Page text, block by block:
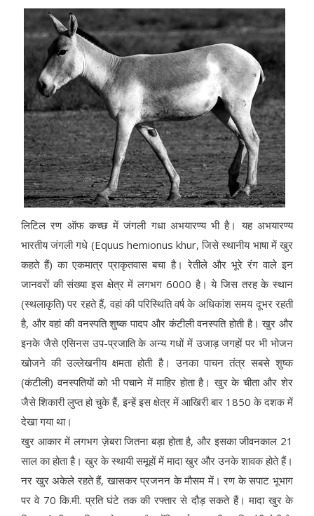
लिटिल रण ऑफ कच्छ में जंगली गधा अभयारण्य भी है। यह अभयारण्य
भारतीय जंगली गधे (Equus hemionus khur, जिसे स्थानीय भाषा में खुर
कहते हैं) का एकमात्र प्राकृतवास बचा है। रेतीले और भूरे रंग वाले इन
जानवरों की संख्या इस क्षेत्र में लगभग 6000 है। ये जिस तरह के स्थान
(स्थलाकृति) पर रहते हैं, वहां की परिस्थिति वर्ष के अधिकांश समय दूभर रहती
है, और वहां की वनस्पति शुष्क पादप और कंटीली वनस्पति होती है। खुर और
इनके जैसे एसिनस उप-प्रजाति के अन्य गधों में उजाड़ जगहों पर भी भोजन
खोजने की उल्लेखनीय क्षमता होती है। उनका पाचन तंत्र सबसे शुष्क
(कंटीली) वनस्पतियों को भी पचाने में माहिर होता है। खुर के चीता और शेर
जैसे शिकारी लुप्त हो चुके हैं, इन्हें इस क्षेत्र में आखिरी बार 1850 के दशक में
देखा गया था।
खुर आकार में लगभग ज़ेबरा जितना बड़ा होता है, और इसका जीवनकाल 21
साल का होता है। खुर के स्थायी समूहों में मादा खुर और उनके शावक होते हैं।
नर खुर अकेले रहते हैं, खासकर प्रजनन के मौसम में। रण के सपाट भूभाग
पर वे 70 कि.मी. प्रति घंटे तक की रफ्तार से दौड़ सकते हैं। मादा खुर के